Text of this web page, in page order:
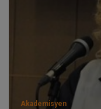
Akademisyen